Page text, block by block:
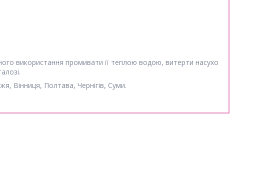
використання промивати її теплою водою, витерти насухо
Вінниця, Полтава, Чернігів, Суми.